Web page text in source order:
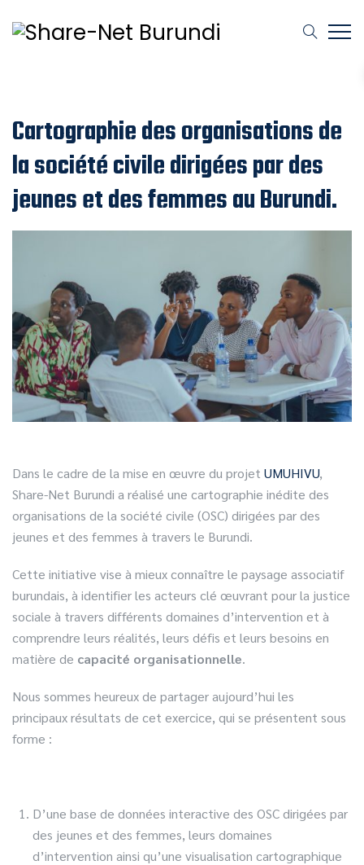
Cartographie des organisations de
la société civile dirigées par des
jeunes et des femmes au Burundi.
Dans le cadre de la mise en œuvre du projet UMUHIVU,
Share-Net Burundi a réalisé une cartographie inédite des
organisations de la société civile (OSC) dirigées par des
jeunes et des femmes à travers le Burundi.
Cette initiative vise à mieux connaître le paysage associatif
burundais, à identifier les acteurs clé œuvrant pour la justice
sociale à travers différents domaines d’intervention et à
comprendre leurs réalités, leurs défis et leurs besoins en
matière de capacité organisationnelle.
Nous sommes heureux de partager aujourd’hui les
principaux résultats de cet exercice, qui se présentent sous
forme :
D’une base de données interactive des OSC dirigées par
des jeunes et des femmes, leurs domaines
d’intervention ainsi qu’une visualisation cartographique